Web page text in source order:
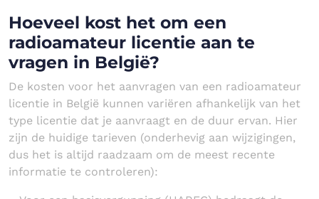
Hoeveel kost het om een
radioamateur licentie aan te
vragen in België?
De kosten voor het aanvragen van een radioamateur
licentie in België kunnen variëren afhankelijk van het
type licentie dat je aanvraagt en de duur ervan. Hier
zijn de huidige tarieven (onderhevig aan wijzigingen,
dus het is altijd raadzaam om de meest recente
informatie te controleren):